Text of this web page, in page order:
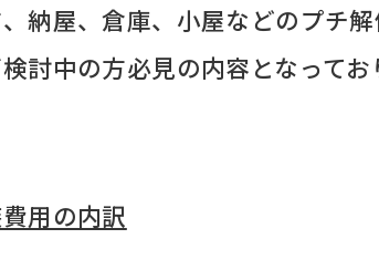
納屋、倉庫、小屋などのプチ
討中の方必見の内容となって
用の内訳